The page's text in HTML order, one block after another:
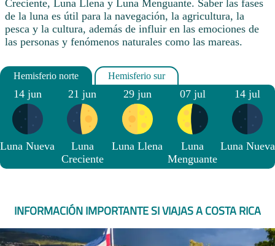
Creciente, Luna Llena y Luna Menguante. Saber las fases
de la luna es útil para la navegación, la agricultura, la
pesca y la cultura, además de influir en las emociones de
las personas y fenómenos naturales como las mareas.
14 jun
Luna Nueva
21 jun
Luna
Creciente
29 jun
Luna Llena
07 jul
Luna
Menguante
14 jul
Luna Nueva
INFORMACIÓN IMPORTANTE SI VIAJAS A COSTA RICA